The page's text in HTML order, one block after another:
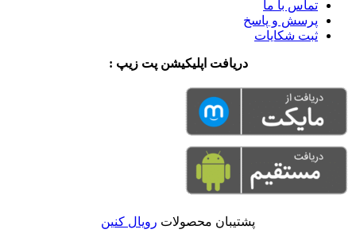
تماس با ما
پرسش و پاسخ
ثبت شکایات
دریافت اپلیکیشن پت زیپ :
پشتیبان محصولات رویال کنین